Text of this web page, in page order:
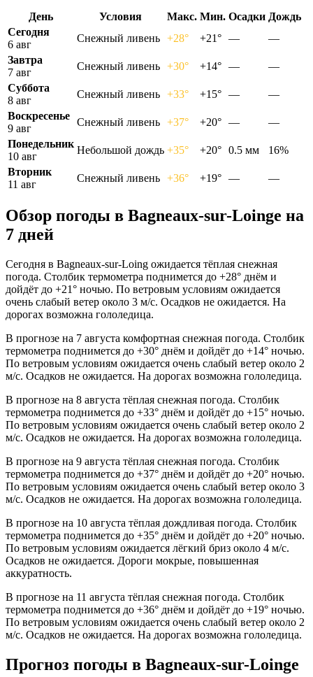
День Условия Макс. Мин. Осадки Дождь
Сегодня
6 авг
Снежный ливень +28° +21° —
—
Завтра
7 авг
Снежный ливень +30° +14° —
—
Суббота
8 авг
Снежный ливень +33° +15° —
—
Воскресенье
9 авг
Снежный ливень +37° +20° —
—
Понедельник
10 авг
Небольшой дождь +35° +20° 0.5 мм
16%
Вторник
11 авг
Снежный ливень +36° +19° — —
Обзор погоды в Bagneaux-sur-Loingе на
7 дней
Сегодня в Bagneaux-sur-Loing ожидается тёплая снежная
погода. Столбик термометра поднимется до +28° днём и
дойдёт до +21° ночью. По ветровым условиям ожидается
очень слабый ветер около 3 м/с. Осадков не ожидается. На
дорогах возможна гололедица.
В прогнозе на 7 августа комфортная снежная погода. Столбик
термометра поднимется до +30° днём и дойдёт до +14° ночью.
По ветровым условиям ожидается очень слабый ветер около 2
м/с. Осадков не ожидается. На дорогах возможна гололедица.
В прогнозе на 8 августа тёплая снежная погода. Столбик
термометра поднимется до +33° днём и дойдёт до +15° ночью.
По ветровым условиям ожидается очень слабый ветер около 2
м/с. Осадков не ожидается. На дорогах возможна гололедица.
В прогнозе на 9 августа тёплая снежная погода. Столбик
термометра поднимется до +37° днём и дойдёт до +20° ночью.
По ветровым условиям ожидается очень слабый ветер около 3
м/с. Осадков не ожидается. На дорогах возможна гололедица.
В прогнозе на 10 августа тёплая дождливая погода. Столбик
термометра поднимется до +35° днём и дойдёт до +20° ночью.
По ветровым условиям ожидается лёгкий бриз около 4 м/с.
Осадков не ожидается. Дороги мокрые, повышенная
аккуратность.
В прогнозе на 11 августа тёплая снежная погода. Столбик
термометра поднимется до +36° днём и дойдёт до +19° ночью.
По ветровым условиям ожидается очень слабый ветер около 2
м/с. Осадков не ожидается. На дорогах возможна гололедица.
Прогноз погоды в Bagneaux-sur-Loingе